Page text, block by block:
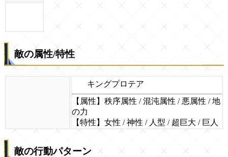
敵の属性/特性
キングプロテア
【属性】秩序属性 / 混沌属性 / 悪属性 / 地
の力
【特性】女性 / 神性 / 人型 / 超巨大 / 巨人
敵の行動パターン